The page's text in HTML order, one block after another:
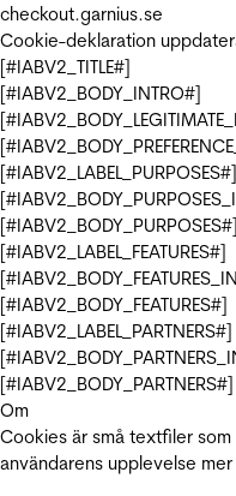
checkout.garnius.se
Cookie-deklaration
[#IABV2_TITLE#]
[#IABV2_BODY_INTRO#]
[#IABV2_LABEL_PURPOSES#]
[#IABV2_BODY_PURPOSES#]
[#IABV2_LABEL_FEATURES#]
[#IABV2_BODY_FEATURES#]
[#IABV2_LABEL_PARTNERS#]
[#IABV2_BODY_PARTNERS#]
Om
Cookies är små textfiler
användarens upplevelse